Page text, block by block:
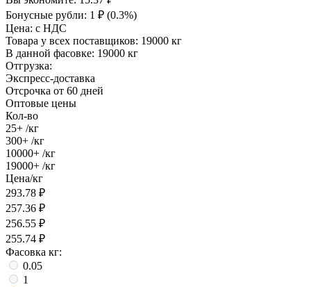
Бонусные рубли: 1 ₽ (0.3%)
Цена: с НДС
Товара у всех поставщиков: 19000 кг
В данной фасовке: 19000 кг
Отгрузка:
Экспресс-доставка
Отсрочка от 60 дней
Оптовые цены
Кол-во
25+ /кг
300+ /кг
10000+ /кг
19000+ /кг
Цена/кг
293.78 ₽
257.36 ₽
256.55 ₽
255.74 ₽
Фасовка кг:
0.05
1